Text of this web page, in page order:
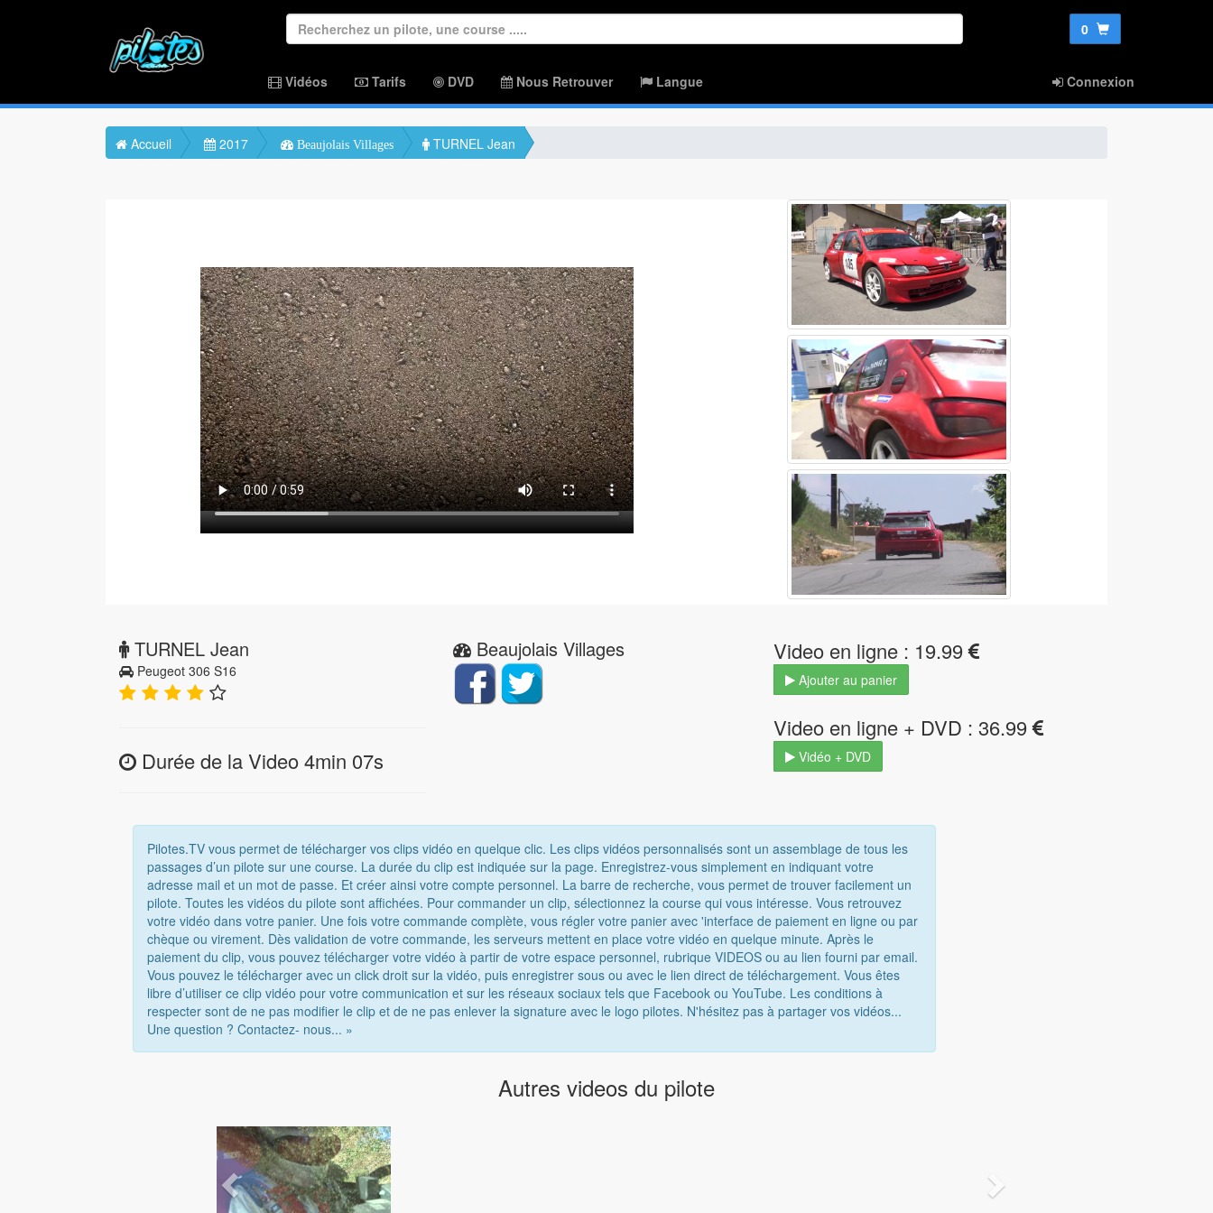
0
Vidéos Tarifs DVD Nous Retrouver Langue Connexion
Accueil 2017 Beaujolais Villages TURNEL Jean
TURNEL Jean
Peugeot 306 S16
Durée de la Video 4min 07s
Beaujolais Villages Video en ligne : 19.99
Ajouter au panier
Video en ligne + DVD : 36.99
Vidéo + DVD
Pilotes.TV vous permet de télécharger vos clips vidéo en quelque clic. Les clips vidéos personnalisés sont un assemblage de tous les
passages d’un pilote sur une course. La durée du clip est indiquée sur la page. Enregistrez-vous simplement en indiquant votre
adresse mail et un mot de passe. Et créer ainsi votre compte personnel. La barre de recherche, vous permet de trouver facilement un
pilote. Toutes les vidéos du pilote sont affichées. Pour commander un clip, sélectionnez la course qui vous intéresse. Vous retrouvez
votre vidéo dans votre panier. Une fois votre commande complète, vous régler votre panier avec 'interface de paiement en ligne ou par
chèque ou virement. Dès validation de votre commande, les serveurs mettent en place votre vidéo en quelque minute. Après le
paiement du clip, vous pouvez télécharger votre vidéo à partir de votre espace personnel, rubrique VIDEOS ou au lien fourni par email.
Vous pouvez le télécharger avec un click droit sur la vidéo, puis enregistrer sous ou avec le lien direct de téléchargement. Vous êtes
libre d’utiliser ce clip vidéo pour votre communication et sur les réseaux sociaux tels que Facebook ou YouTube. Les conditions à
respecter sont de ne pas modifier le clip et de ne pas enlever la signature avec le logo pilotes. N'hésitez pas à partager vos vidéos...
Une question ? Contactez- nous... »
Autres videos du pilote